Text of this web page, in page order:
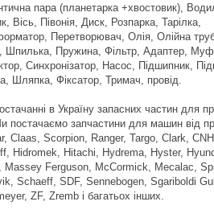
пара (планетарка +хвостовик),
Вісь, Півонія, Диск, Розпарка, Тарілка,
Перетворювач, Олія, Олійна
Пружина, Фільтр, Адаптер,
Синхронізатор, Насос, Підшипник,
Шляпка, Фіксатор, Тримач, провід.
в Україну запасних частин для
постачаємо запчастини для машин від
Claas, Scorpion, Ranger, Targo, Clark,
Hidromek, Hitachi, Hydrema, Hyster,
Massey Ferguson, McCormick, Mecalac,
Schaeff, SDF, Sennebogen, Sgariboldi
ZF, Zremb і багатьох інших.